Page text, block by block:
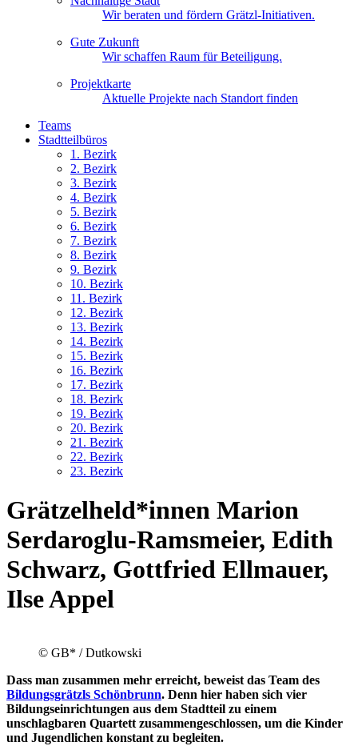
Wir beraten und fördern Grätzl-Initiativen.
Gute Zukunft
Wir schaffen Raum für Beteiligung.
Projektkarte
Aktuelle Projekte nach Standort finden
Teams
Stadtteilbüros
1. Bezirk
2. Bezirk
3. Bezirk
4. Bezirk
5. Bezirk
6. Bezirk
7. Bezirk
8. Bezirk
9. Bezirk
10. Bezirk
11. Bezirk
12. Bezirk
13. Bezirk
14. Bezirk
15. Bezirk
16. Bezirk
17. Bezirk
18. Bezirk
19. Bezirk
20. Bezirk
21. Bezirk
22. Bezirk
23. Bezirk
Grätzelheld*innen Marion
Serdaroglu-Ramsmeier, Edith
Schwarz, Gottfried Ellmauer,
Ilse Appel
© GB* / Dutkowski
Dass man zusammen mehr erreicht, beweist das Team des
Bildungsgrätzls Schönbrunn. Denn hier haben sich vier
Bildungseinrichtungen aus dem Stadtteil zu einem
unschlagbaren Quartett zusammengeschlossen, um die Kinder
und Jugendlichen konstant zu begleiten.